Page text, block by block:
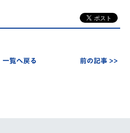
一覧へ戻る 前の記事 >>